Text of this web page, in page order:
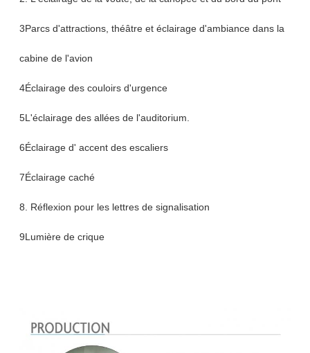
3Parcs d'attractions, théâtre et éclairage d'ambiance dans la
cabine de l'avion
4Éclairage des couloirs d'urgence
5L'éclairage des allées de l'auditorium.
6Éclairage d' accent des escaliers
7Éclairage caché
8. Réflexion pour les lettres de signalisation
9Lumière de crique